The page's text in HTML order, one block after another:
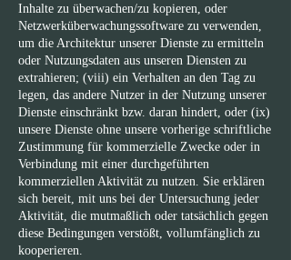
Inhalte zu überwachen/zu kopieren, oder
Netzwerküberwachungssoftware zu verwenden,
um die Architektur unserer Dienste zu ermitteln
oder Nutzungsdaten aus unseren Diensten zu
extrahieren; (viii) ein Verhalten an den Tag zu
legen, das andere Nutzer in der Nutzung unserer
Dienste einschränkt bzw. daran hindert, oder (ix)
unsere Dienste ohne unsere vorherige schriftliche
Zustimmung für kommerzielle Zwecke oder in
Verbindung mit einer durchgeführten
kommerziellen Aktivität zu nutzen. Sie erklären
sich bereit, mit uns bei der Untersuchung jeder
Aktivität, die mutmaßlich oder tatsächlich gegen
diese Bedingungen verstößt, vollumfänglich zu
kooperieren.